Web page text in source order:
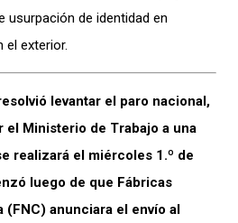
de identidad en
el exterior.
levantar el paro nacional,
el Ministerio de Trabajo a una
realizará el miércoles 1.º de
luego de que Fábricas
(FNC) anunciara el envío al